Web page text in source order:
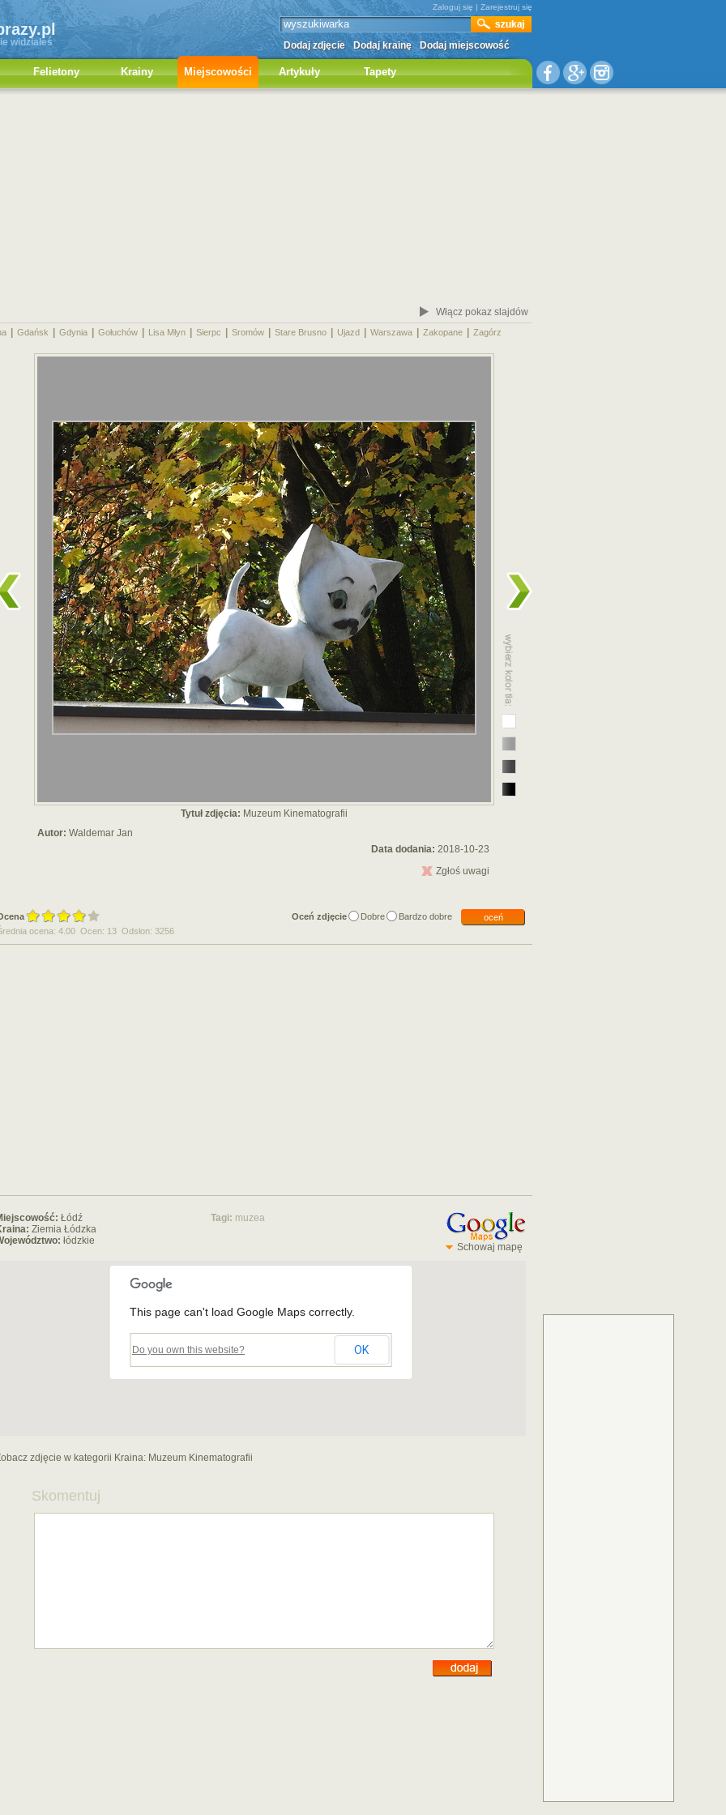
widziałeś
Zaloguj się | Zarejestruj się
Dodaj zdjęcie Dodaj krainę Dodaj miejscowość
Felietony Krainy Miejscowości Artykuły Tapety
Włącz pokaz slajdów
Gdańsk Gdynia Gołuchów Lisa Młyn Sierpc Sromów Stare Brusno Ujazd Warszawa Zakopane Zagórz
Tytuł zdjęcia: Muzeum Kinematografii
Autor: Waldemar Jan
Data dodania: 2018-10-23
Zgłoś uwagi
Oceń zdjęcie Dobre Bardzo dobre
oceń
ocena: 4.00 Ocen: 13 Odsłon: 3256
Łódź
Ziemia Łódzka
łódzkie
Tagi: muzea
Schowaj mapę
This page can't load Google Maps correctly.
Do you own this website? OK
zdjęcie w kategorii Kraina: Muzeum Kinematografii
Skomentuj